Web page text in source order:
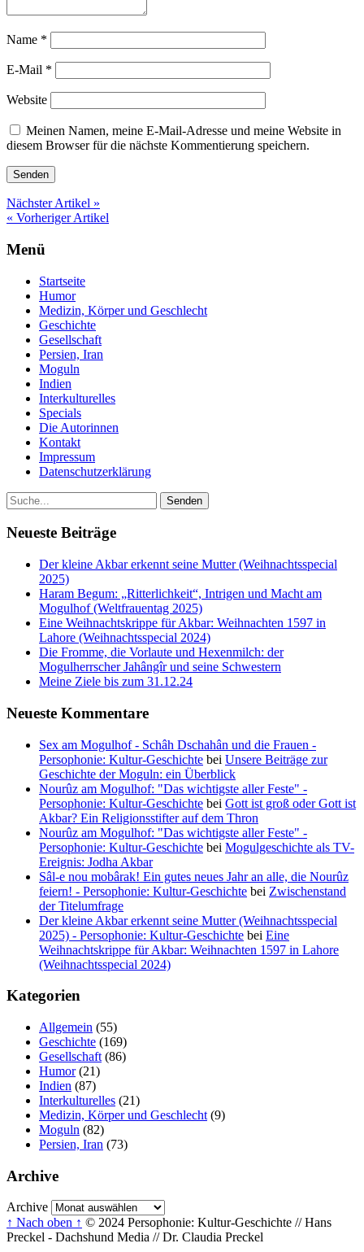
Name *
E-Mail *
Website
Meinen Namen, meine E-Mail-Adresse und meine Website in
diesem Browser für die nächste Kommentierung speichern.
Nächster Artikel »
« Vorheriger Artikel
Menü
Startseite
Humor
Medizin, Körper und Geschlecht
Geschichte
Gesellschaft
Persien, Iran
Moguln
Indien
Interkulturelles
Specials
Die Autorinnen
Kontakt
Impressum
Datenschutzerklärung
Neueste Beiträge
Der kleine Akbar erkennt seine Mutter (Weihnachtsspecial
2025)
Haram Begum: „Ritterlichkeit“, Intrigen und Macht am
Mogulhof (Weltfrauentag 2025)
Eine Weihnachtskrippe für Akbar: Weihnachten 1597 in
Lahore (Weihnachtsspecial 2024)
Die Fromme, die Vorlaute und Hexenmilch: der
Mogulherrscher Jahângîr und seine Schwestern
Meine Ziele bis zum 31.12.24
Neueste Kommentare
Sex am Mogulhof - Schâh Dschahân und die Frauen -
Persophonie: Kultur-Geschichte bei Unsere Beiträge zur
Geschichte der Moguln: ein Überblick
Nourûz am Mogulhof: "Das wichtigste aller Feste" -
Persophonie: Kultur-Geschichte bei Gott ist groß oder Gott ist
Akbar? Ein Religionsstifter auf dem Thron
Nourûz am Mogulhof: "Das wichtigste aller Feste" -
Persophonie: Kultur-Geschichte bei Mogulgeschichte als TV-
Ereignis: Jodha Akbar
Sâl-e nou mobârak! Ein gutes neues Jahr an alle, die Nourûz
feiern! - Persophonie: Kultur-Geschichte bei Zwischenstand
der Titelumfrage
Der kleine Akbar erkennt seine Mutter (Weihnachtsspecial
2025) - Persophonie: Kultur-Geschichte bei Eine
Weihnachtskrippe für Akbar: Weihnachten 1597 in Lahore
(Weihnachtsspecial 2024)
Kategorien
Allgemein (55)
Geschichte (169)
Gesellschaft (86)
Humor(21)
Indien (87)
Interkulturelles (21)
Medizin, Körper und Geschlecht (9)
Moguln (82)
Persien, Iran (73)
Archive
Archive
↑ Nach oben ↑ © 2024 Persophonie: Kultur-Geschichte // Hans
Preckel - Dachshund Media // Dr. Claudia Preckel